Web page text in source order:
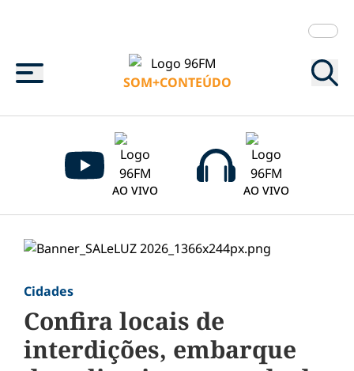
Menu
SOM+CONTEÚDO
AO VIVO AO VIVO
Cidades
Confira locais de
interdições, embarque